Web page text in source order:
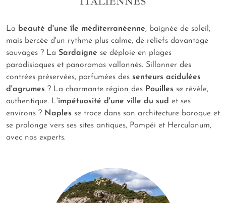
La beauté d'une île méditerranéenne, baignée de soleil,
mais bercée d'un rythme plus calme, de reliefs davantage
sauvages ? La Sardaigne se déploie en plages
paradisiaques et panoramas vallonnés. Sillonner des
contrées préservées, parfumées des senteurs acidulées
d'agrumes ? La charmante région des Pouilles se révèle,
authentique. L'impétuosité d'une ville du sud et ses
environs ? Naples se trace dans son architecture baroque et
se prolonge vers ses sites antiques, Pompéi et Herculanum,
avec nos experts.